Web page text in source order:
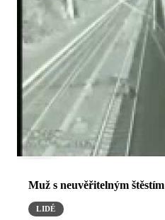
Muž s neuvěřitelným štěstím
LIDÉ